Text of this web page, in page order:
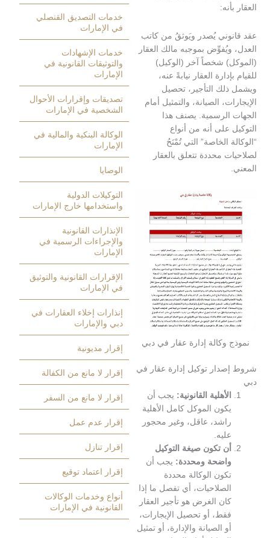
يُصدر ويَوثقُ من كاتب
بموجبه مالك العقار
شخصاً آخر (الوكيل)
العقار نيابةً عنه،
التأجير، تحصيل
الصيانة، والتمثيل أمام
يصنف هذا
على أنه من أنواع
الخاصة” التي تُمْنَحُ
محددة تتعلق بالعقار
وكالة إدارة عقار في دبي
توكيل إدارة عقار في
القانونية:يجب أن
الموكل كامل الأهلية
عاقل، وغير محجور
تكون صيغة التوكيل
ومحددة:يجب أن
الوكالة محددة
أي تفصل ما إذا
الغرض هو تأجير العقار
أو تحصيل الإيجارات،
الصيانة والإدارة، أو تمثيل
خدمات التصديق القنصلي
في الإمارات
خدمات الإشهادات
والتوثيقات القانونية في
الإمارات
تصديقات وإقرارات الأحوال
الشخصية في الإمارات
الوكالة البنكية والمالية في
التوكيلات الدولية
واستخدامها خارج الإمارات
الإنذارات القانونية
والإجراءات الرسمية في
الإمارات
الإقرارات القانونية والتوثيق
في الإمارات
إنذارات إخلاء العقارات في
دبي والإمارات
إقرار مديونية
إقرار لا مانع من الكفالة
إقرار لا مانع من السفر
إقرار عدم عمل
إقرار تنازل
إقرار اعتماد توقيع
أنواع وخدمات الوكالات
القانونية في الإمارات